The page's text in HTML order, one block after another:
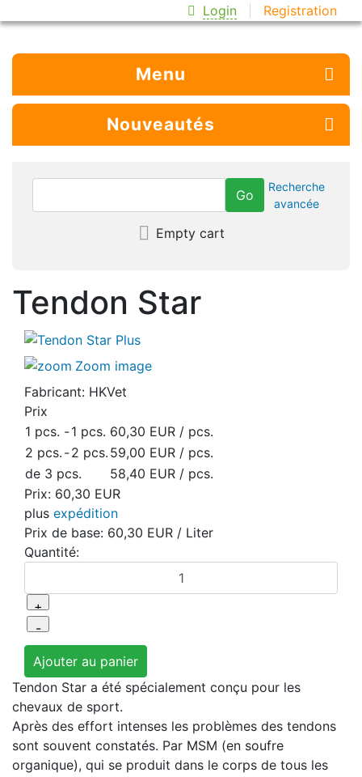
Login Registration
Menu
Nouveautés
Recherche
avancée
Empty cart
Tendon Star
Zoom image
Fabricant: HKVet
Prix
1 pcs. -1 pcs. 60,30 EUR / pcs.
2 pcs. -2 pcs. 59,00 EUR / pcs.
de 3 pcs.
58,40 EUR / pcs.
Prix: 60,30 EUR
plus expédition
Prix de base: 60,30 EUR / Liter
Quantité:
Tendon Star a été spécialement conçu pour les
chevaux de sport.
Après des effort intenses les problèmes des tendons
sont souvent constatés. Par MSM (en soufre
organique), qui se produit dans le corps de tous les